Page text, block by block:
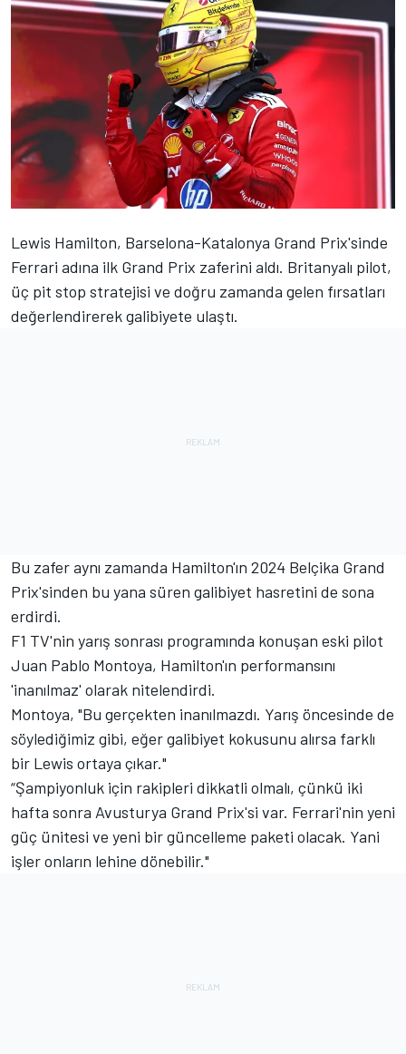
Lewis Hamilton, Barselona-Katalonya Grand Prix'sinde
Ferrari adına ilk Grand Prix zaferini aldı. Britanyalı pilot,
üç pit stop stratejisi ve doğru zamanda gelen fırsatları
değerlendirerek galibiyete ulaştı.
Bu zafer aynı zamanda Hamilton'ın 2024 Belçika Grand
Prix'sinden bu yana süren galibiyet hasretini de sona
erdirdi.
F1 TV'nin yarış sonrası programında konuşan eski pilot
Juan Pablo Montoya, Hamilton'ın performansını
'inanılmaz' olarak nitelendirdi.
Montoya, "Bu gerçekten inanılmazdı. Yarış öncesinde de
söylediğimiz gibi, eğer galibiyet kokusunu alırsa farklı
bir Lewis ortaya çıkar."
“Şampiyonluk için rakipleri dikkatli olmalı, çünkü iki
hafta sonra Avusturya Grand Prix'si var. Ferrari'nin yeni
güç ünitesi ve yeni bir güncelleme paketi olacak. Yani
işler onların lehine dönebilir."